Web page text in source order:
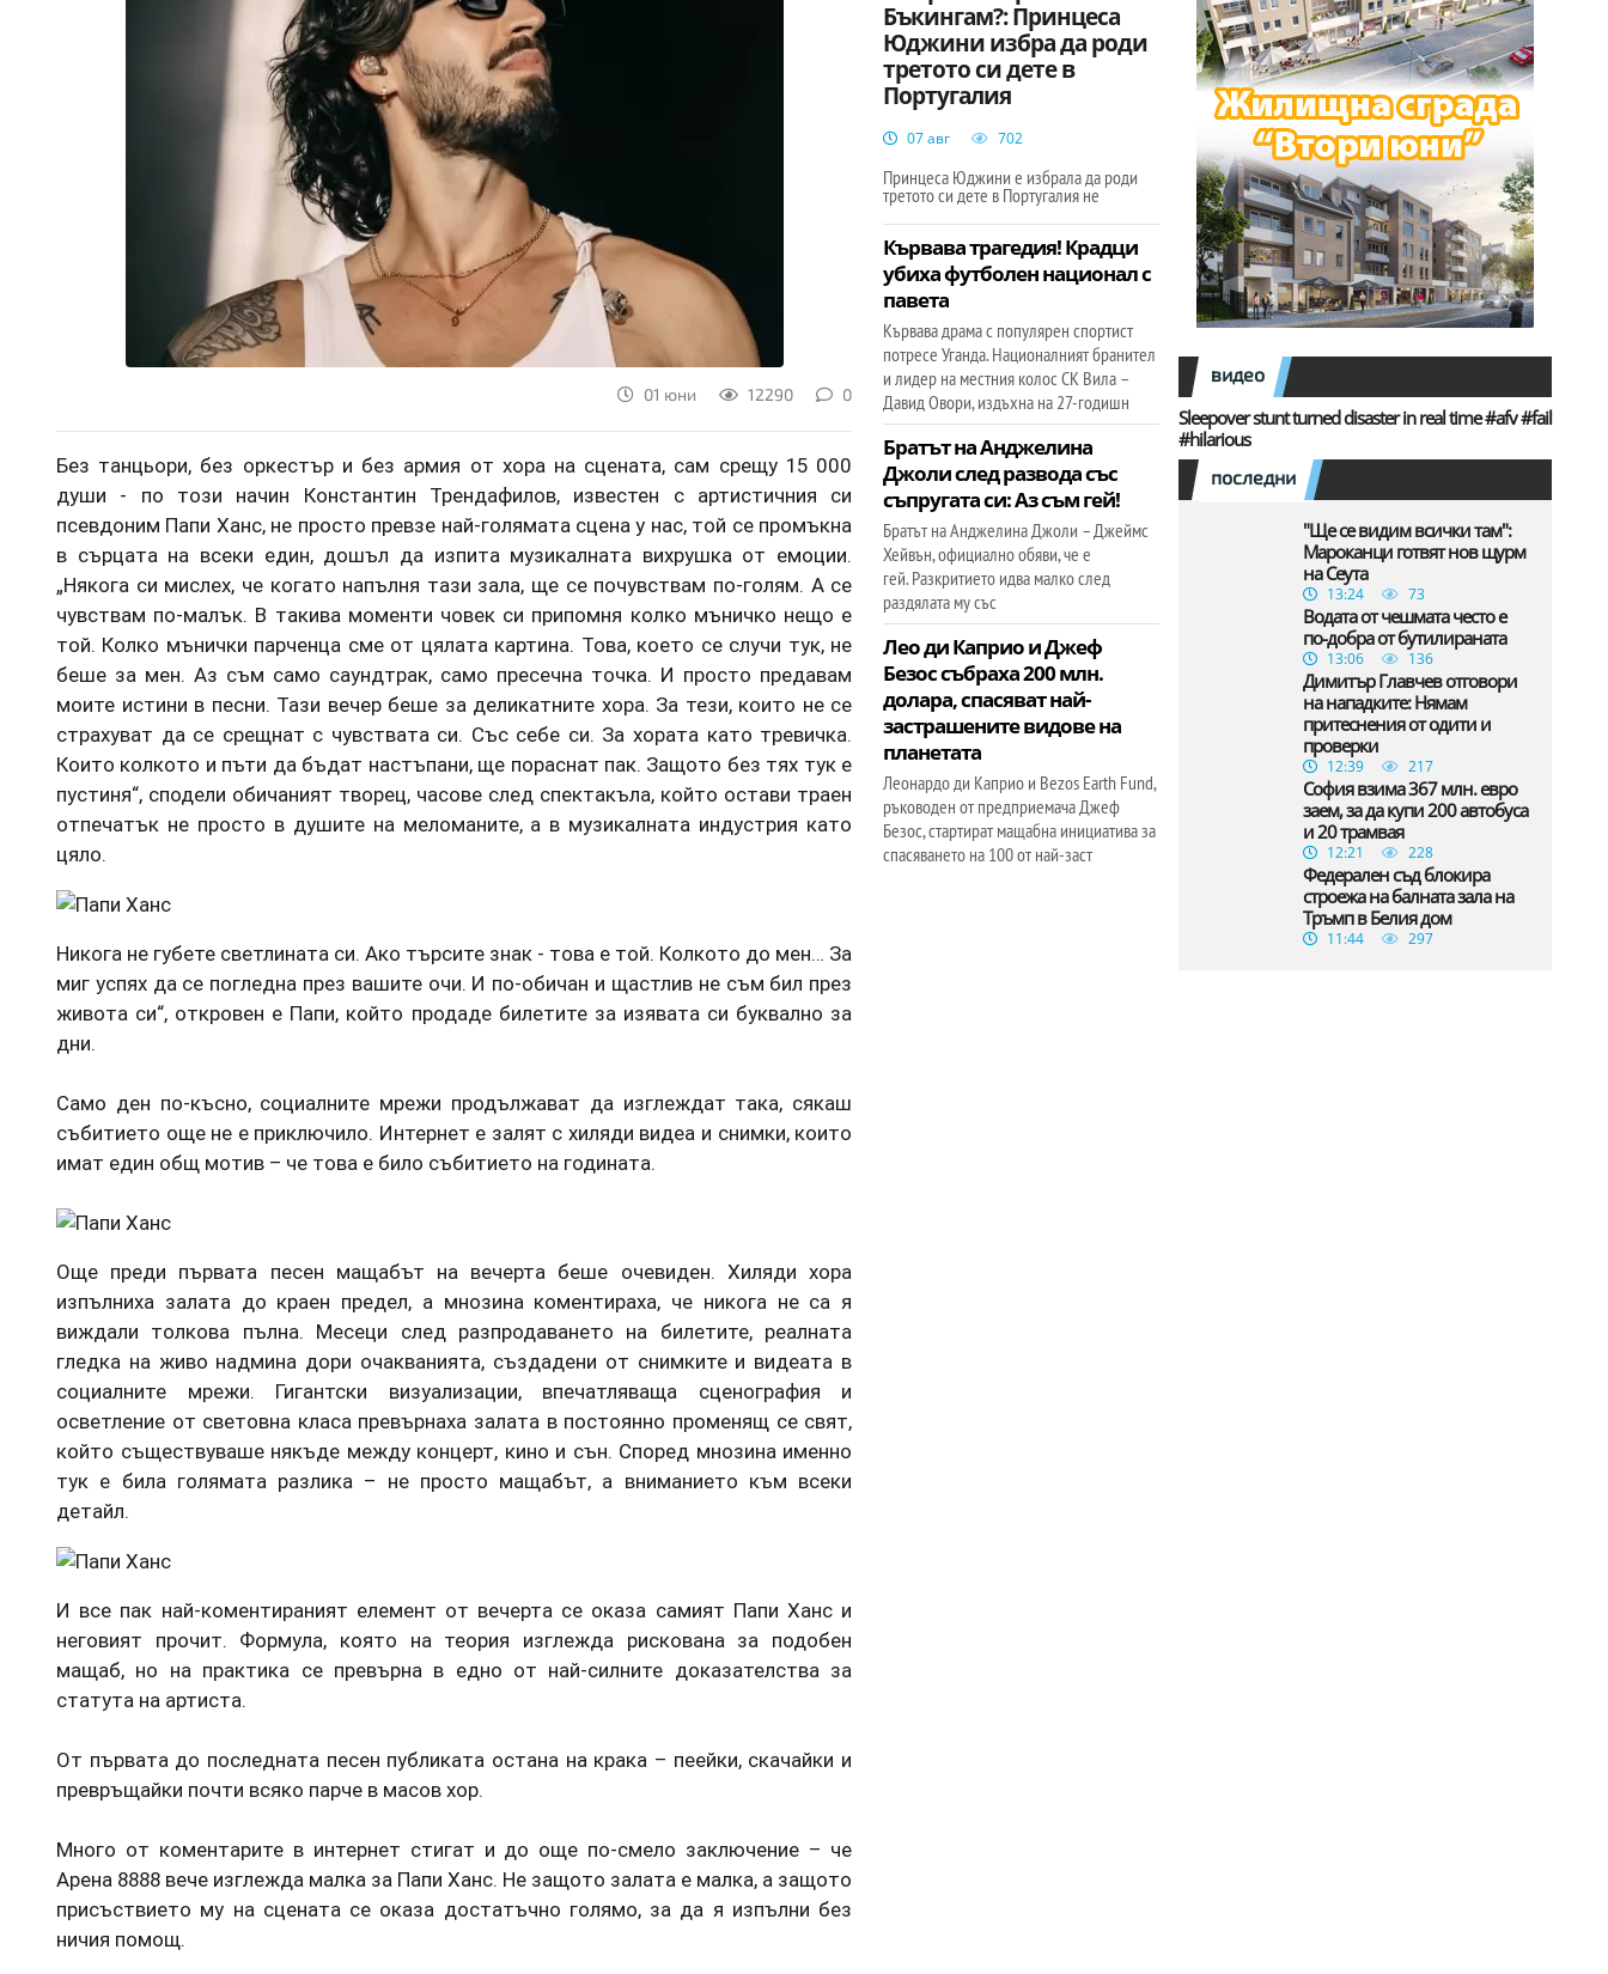
01 юни 12290 0
Без танцьори, без оркестър и без армия от хора на сцената, сам срещу 15 000
души - по този начин Константин Трендафилов, известен с артистичния си
псевдоним Папи Ханс, не просто превзе най-голямата сцена у нас, той се промъкна
в сърцата на всеки един, дошъл да изпита музикалната вихрушка от емоции.
„Някога си мислех, че когато напълня тази зала, ще се почувствам по-голям. А се
чувствам по-малък. В такива моменти човек си припомня колко мъничко нещо е
той. Колко мънички парченца сме от цялата картина. Това, което се случи тук, не
беше за мен. Аз съм само саундтрак, само пресечна точка. И просто предавам
моите истини в песни. Тази вечер беше за деликатните хора. За тези, които не се
страхуват да се срещнат с чувствата си. Със себе си. За хората като тревичка.
Които колкото и пъти да бъдат настъпани, ще пораснат пак. Защото без тях тук е
пустиня“, сподели обичаният творец, часове след спектакъла, който остави траен
отпечатък не просто в душите на меломаните, а в музикалната индустрия като
цяло.
Никога не губете светлината си. Ако търсите знак - това е той. Колкото до мен… За
миг успях да се погледна през вашите очи. И по-обичан и щастлив не съм бил през
живота си“, откровен е Папи, който продаде билетите за изявата си буквално за
дни.
Само ден по-късно, социалните мрежи продължават да изглеждат така, сякаш
събитието още не е приключило. Интернет е залят с хиляди видеа и снимки, които
имат един общ мотив – че това е било събитието на годината.
Още преди първата песен мащабът на вечерта беше очевиден. Хиляди хора
изпълниха залата до краен предел, а мнозина коментираха, че никога не са я
виждали толкова пълна. Месеци след разпродаването на билетите, реалната
гледка на живо надмина дори очакванията, създадени от снимките и видеата в
социалните мрежи. Гигантски визуализации, впечатляваща сценография и
осветление от световна класа превърнаха залата в постоянно променящ се свят,
който съществуваше някъде между концерт, кино и сън. Според мнозина именно
тук е била голямата разлика – не просто мащабът, а вниманието към всеки
детайл.
И все пак най-коментираният елемент от вечерта се оказа самият Папи Ханс и
неговият прочит. Формула, която на теория изглежда рискована за подобен
мащаб, но на практика се превърна в едно от най-силните доказателства за
статута на артиста.
От първата до последната песен публиката остана на крака – пеейки, скачайки и
превръщайки почти всяко парче в масов хор.
Много от коментарите в интернет стигат и до още по-смело заключение – че
Арена 8888 вече изглежда малка за Папи Ханс. Не защото залата е малка, а защото
присъствието му на сцената се оказа достатъчно голямо, за да я изпълни без
ничия помощ.
Бъкингам?: Принцеса
Юджини избра да роди
третото си дете в
Португалия
07 авг 702
Принцеса Юджини е избрала да роди
третото си дете в Португалия не
Кървава трагедия! Крадци
убиха футболен национал с
павета
Кървава драма с популярен спортист
потресе Уганда. Националният бранител
и лидер на местния колос СК Вила –
Давид Овори, издъхна на 27-годишн
Братът на Анджелина
Джоли след развода със
съпругата си: Аз съм гей!
Братът на Анджелина Джоли – Джеймс
Хейвън, официално обяви, че е
гей. Разкритието идва малко след
раздялата му със
Лео ди Каприо и Джеф
Безос събраха 200 млн.
долара, спасяват най-
застрашените видове на
планетата
Леонардо ди Каприо и Bezos Earth Fund,
ръководен от предприемача Джеф
Безос, стартират мащабна инициатива за
спасяването на 100 от най-заст
видео
Sleepover stunt turned disaster in real time #afv #fail
#hilarious
последни
"Ще се видим всички там":
Мароканци готвят нов щурм
на Сеута
13:24 73
Водата от чешмата често е
по-добра от бутилираната
13:06 136
Димитър Главчев отговори
на нападките: Нямам
притеснения от одити и
проверки
12:39 217
София взима 367 млн. евро
заем, за да купи 200 автобуса
и 20 трамвая
12:21 228
Федерален съд блокира
строежа на балната зала на
Тръмп в Белия дом
11:44 297